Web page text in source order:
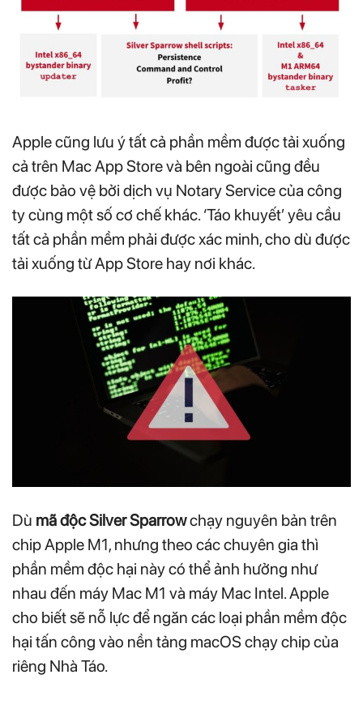
Apple cũng lưu ý tất cả phần mềm được tải xuống
cả trên Mac App Store và bên ngoài cũng đều
được bảo vệ bởi dịch vụ Notary Service của công
ty cùng một số cơ chế khác. ‘Táo khuyết’ yêu cầu
tất cả phần mềm phải được xác minh, cho dù được
tải xuống từ App Store hay nơi khác.
Dù mã độc Silver Sparrowchạy nguyên bản trên
chip Apple M1, nhưng theo các chuyên gia thì
phần mềm độc hại này có thể ảnh hưởng như
nhau đến máy Mac M1 và máy Mac Intel. Apple
cho biết sẽ nỗ lực để ngăn các loại phần mềm độc
hại tấn công vào nền tảng macOS chạy chip của
riêng Nhà Táo.